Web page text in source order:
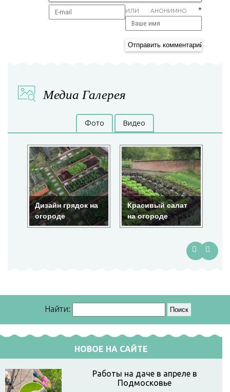
ИЛИ АНОНИМНО *
Медиа Галерея
Фото Видео
Дизайн грядок на
огороде
Красивый салат
на огороде
Найти:
НОВОЕ НА САЙТЕ
Работы на даче в апреле в
Подмосковье